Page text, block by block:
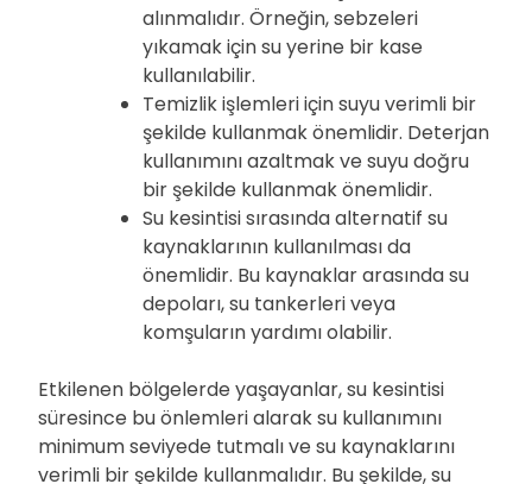
alınmalıdır. Örneğin, sebzeleri
yıkamak için su yerine bir kase
kullanılabilir.
Temizlik işlemleri için suyu verimli bir
şekilde kullanmak önemlidir. Deterjan
kullanımını azaltmak ve suyu doğru
bir şekilde kullanmak önemlidir.
Su kesintisi sırasında alternatif su
kaynaklarının kullanılması da
önemlidir. Bu kaynaklar arasında su
depoları, su tankerleri veya
komşuların yardımı olabilir.
Etkilenen bölgelerde yaşayanlar, su kesintisi
süresince bu önlemleri alarak su kullanımını
minimum seviyede tutmalı ve su kaynaklarını
verimli bir şekilde kullanmalıdır. Bu şekilde, su